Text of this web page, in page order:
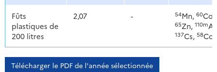
Fûts
plastiques de
200 litres
2,07 - 54Mn, 60Co,
65Zn, 110m
137Cs, 58Co
Télécharger le PDF de l'année sélectionnée